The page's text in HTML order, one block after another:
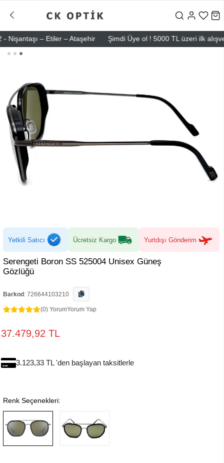
– Etiler – Ataşehir Şimdi Üye ol ! 5000 TL üzeri ilk
Yetkili Satıcı Ücretsiz Kargo Yurtdışı Gönderim
Serengeti Boron SS 525004 Unisex Güneş
Gözlüğü
Barkod : 726644103210
(0) YorumYorum Yap
37.479,92 TL
3.123,33 TL 'den başlayan taksitlerle
Renk Seçenekleri: